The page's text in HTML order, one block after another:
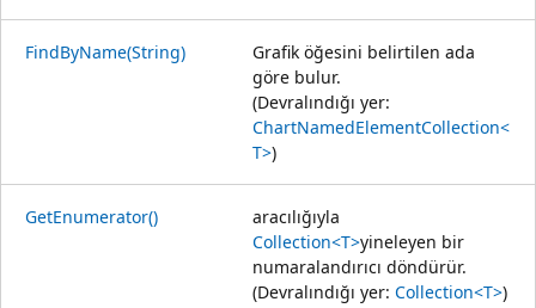
FindByName(String)
Grafik öğesini belirtilen ada
göre bulur.
(Devralındığı yer:
ChartNamedElementCollection<
T>)
GetEnumerator()
aracılığıyla
Collection<T>yineleyen bir
numaralandırıcı döndürür.
(Devralındığı yer: Collection<T>)